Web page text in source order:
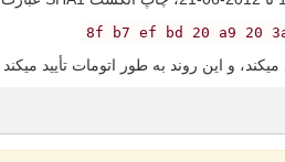
8f b7 ef bd 20 a9 20
و این روند به طور اتومات تأیید